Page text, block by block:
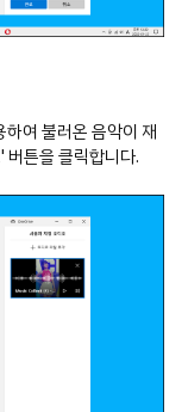
여 불러온 음악이 재
버튼을 클릭합니다.